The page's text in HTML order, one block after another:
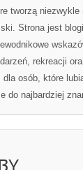
tworzą
Strona jest
rekreacji
osób, które
do najbardziej